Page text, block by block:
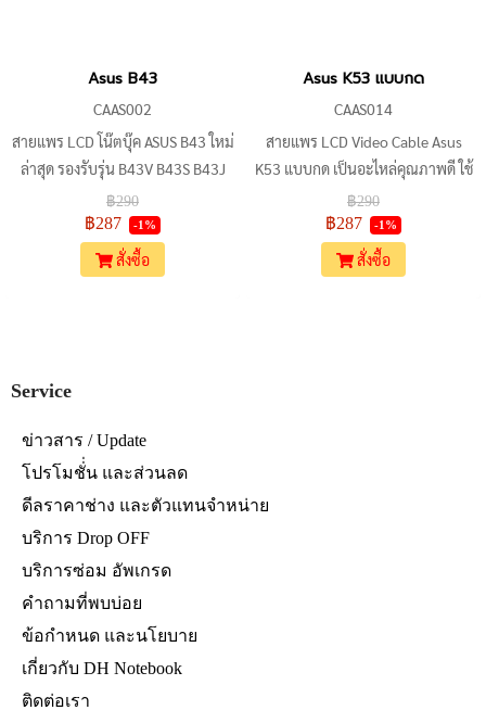
Asus B43
CAAS002
สายแพร LCD โน๊ตบุ๊ค ASUS B43 ใหม่
ล่าสุด รองรับรุ่น B43V B43S B43J
B43F เข้ากันได้กับอะแดปเตอร์ LVDS
40pin ผลิตจากวัสดุคุณภาพดี
ทนทาน ใช้งานได้ยาวนาน ติดตั้งง่าย
เปลี่ยนสายแพร LCD โน๊ตบุ๊คของคุณ
฿290
฿287 -1%
สั่งซื้อ
Asus K53 แบบกด
CAAS014
สายแพร LCD Video Cable Asus
K53 แบบกด เป็นอะไหล่คุณภาพดี ใช้
งานกับโน๊ตบุ๊ค Asus K53 มั่นใจได้ว่า
สินค้าของเราจะสามารถใช้งานได้
อย่างมีประสิทธิภาพ
฿290
฿287 -1%
สั่งซื้อ
Service
ข่าวสาร / Update
โปรโมชั่่น และส่วนลด
ดีลราคาช่าง และตัวแทนจำหน่าย
บริการ Drop OFF
บริการซ่อม อัพเกรด
คำถามที่พบบ่อย
ข้อกำหนด และนโยบาย
เกี่ยวกับ DH Notebook
ติดต่อเรา